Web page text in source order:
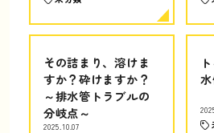
その詰まり、溶けま
すか？砕けますか？
～排水管トラブルの
分岐点～
2025.10.07